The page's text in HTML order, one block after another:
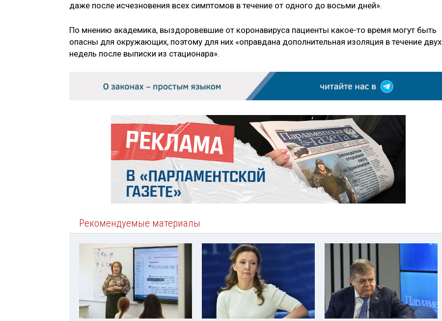
даже после исчезновения всех симптомов в течение от одного до восьми дней».
По мнению академика, выздоровевшие от коронавируса пациенты какое-то время могут быть
опасны для окружающих, поэтому для них «оправдана дополнительная изоляция в течение двух
недель после выписки из стационара».
Рекомендуемые материалы